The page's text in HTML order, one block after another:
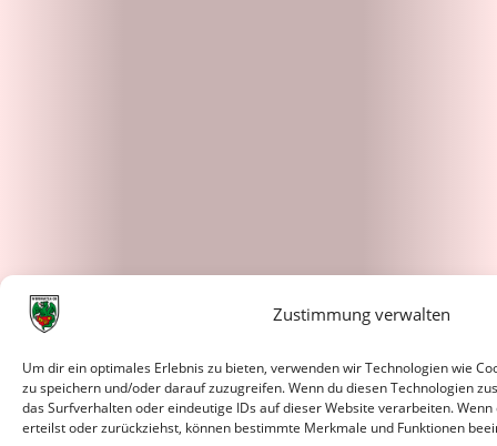
Zustimmung verwalten
Um dir ein optimales Erlebnis zu bieten, verwenden wir Technologien wie
zu speichern und/oder darauf zuzugreifen. Wenn du diesen Technologien
das Surfverhalten oder eindeutige IDs auf dieser Website verarbeiten.
erteilst oder zurückziehst, können bestimmte Merkmale und Funktionen